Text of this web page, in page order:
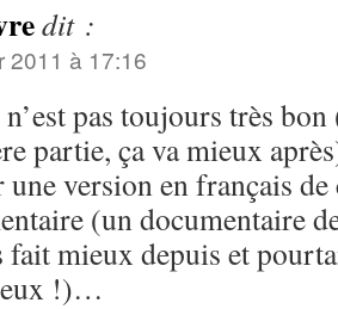
dit :
2011 à 17:16
pas toujours très
partie, ça va mieux
une version en français
(un documentaire
fait mieux depuis et
!)…